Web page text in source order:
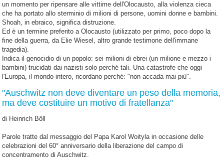
un momento per ripensare alle vittime dell'Olocausto, alla violenza cieca
che ha portato allo sterminio di milioni di persone, uomini donne e bambini.
Shoah, in ebraico, significa distruzione.
Ed è un termine preferito a Olocausto (utilizzato per primo, poco dopo la
fine della guerra, da Elie Wiesel, altro grande testimone dell'immane
tragedia).
Indica il genocidio di un popolo: sei milioni di ebrei (un milione e mezzo i
bambini) trucidati dai nazisti solo perché tali. Una catastrofe che oggi
l'Europa, il mondo intero, ricordano perché: "non accada mai più".
"Auschwitz non deve diventare un peso della memoria,
ma deve costituire un motivo di fratellanza"
di Heinrich Böll
Parole tratte dal messaggio del Papa Karol Woityla in occasione delle
celebrazioni del 60° anniversario della liberazione del campo di
concentramento di Auschwitz.